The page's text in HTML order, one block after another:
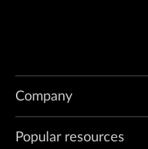
Company
Popular resources